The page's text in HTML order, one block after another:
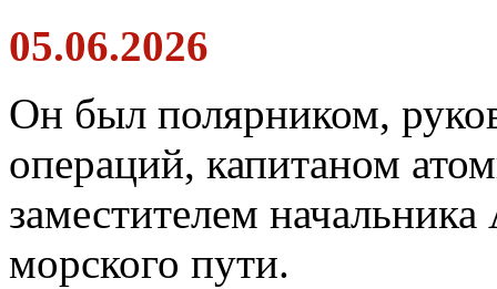
05.06.2026
Он был полярником,
операций, капитаном
заместителем
морского пути.